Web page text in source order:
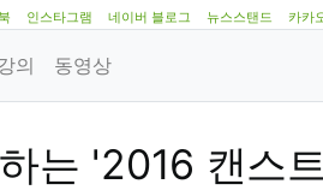
인스타그램 네이버 블로그 뉴스스탠드 카카
의 동영상
는 '2016 캔스